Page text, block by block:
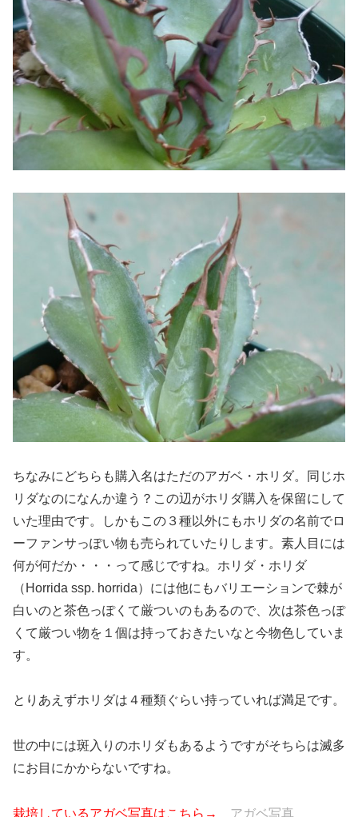
ちなみにどちらも購入名はただのアガベ・ホリダ。同じホ
リダなのになんか違う？この辺がホリダ購入を保留にして
いた理由です。しかもこの３種以外にもホリダの名前でロ
ーファンサっぽい物も売られていたりします。素人目には
何が何だか・・・って感じですね。ホリダ・ホリダ
（Horrida ssp. horrida）には他にもバリエーションで棘が
白いのと茶色っぽくて厳ついのもあるので、次は茶色っぽ
くて厳つい物を１個は持っておきたいなと今物色していま
す。
とりあえずホリダは４種類ぐらい持っていれば満足です。
世の中には斑入りのホリダもあるようですがそちらは滅多
にお目にかからないですね。
栽培しているアガベ写真はこちら→ アガベ写真